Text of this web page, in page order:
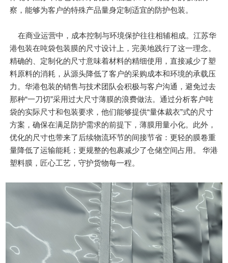
察，能够为客户的特殊产品量身定制适宜的防护包装。
在商业运营中，成本控制与环境保护往往相辅相成。江苏华
港包装在吨袋包装膜的尺寸设计上，完美地践行了这一理念。
精确的、定制化的尺寸意味着材料的精细使用，直接减少了塑
料原料的消耗，从源头降低了客户的采购成本和环境的承载压
力。华港包装的销售与技术团队会积极与客户沟通，避免过去
那种“一刀切”采用过大尺寸薄膜的浪费做法。通过分析客户吨
袋的实际尺寸和包装要求，他们能够提供“量体裁衣”式的尺寸
方案，确保在满足防护需求的前提下，薄膜用量小化。此外，
优化的尺寸也带来了后续物流环节的间接节省：更轻的膜卷重
量降低了运输能耗；更规整的包裹减少了仓储空间占用。 华港
塑料膜，匠心工艺，守护货物每一程。